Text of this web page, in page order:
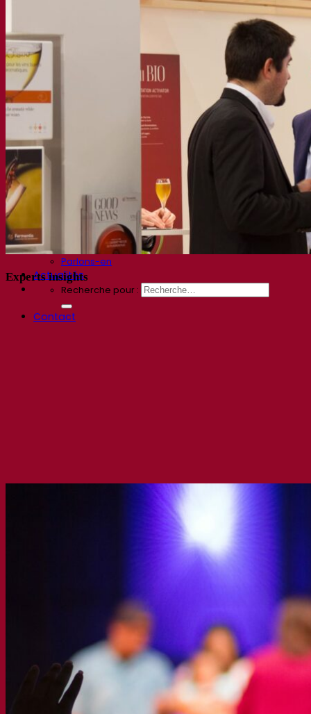
Fermentis Academy
A propos de la Fermentis Academy
Ressources
Centre de connaissances
Avis d’experts
Enregistrements de webinaires
Pour les Spiritueux
App Fermentis
Application de Fermentis
Nous trouver
Calendrier des événements
Nos distributeurs
Parlons-en
Actualités
Recherche pour :
Contact
Experts insights